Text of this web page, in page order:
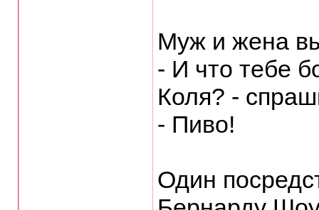
Муж и жена
- И что тебе
Коля? -
- Пиво!
Один